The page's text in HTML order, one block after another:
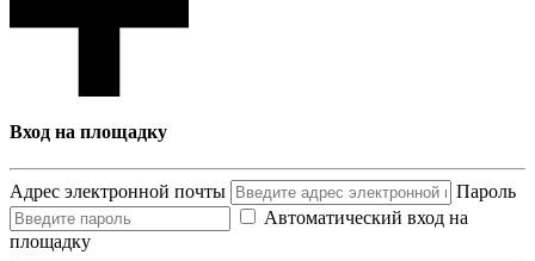
Вход на площадку
Адрес электронной почты
Пароль
Автоматический вход на
площадку